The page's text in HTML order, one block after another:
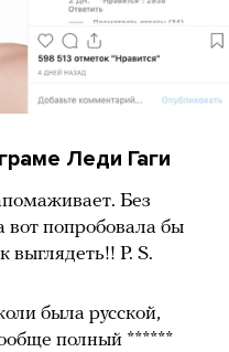
Леди Гаги
Без
попробовала бы
P. S.
была русской,
полный ******